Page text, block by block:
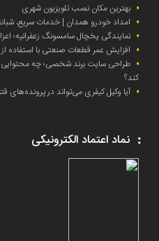
بهترین مکان نصب تلویزیون شهری
امداد خودرو همدان | خدمات سریع،
نمایندگی یخچال سامسونگ زعفرانیه؛ اعزام
افزایش عمر قطعات صنعتی با استفاده از
طراحی سایت برند شخصی؛ چه محتوایی
کند؟
آیا وکیل کیفری می‌تواند در پرونده‌های
نماد اعتماد الکترونیکی